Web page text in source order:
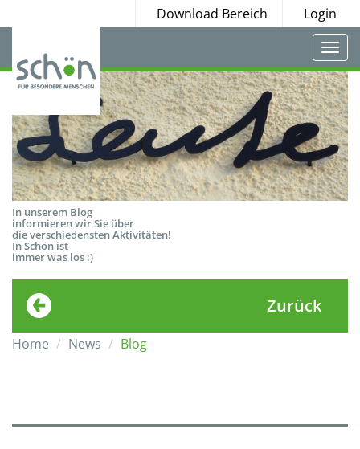
Download Bereich Login
In unserem Blog
informieren wir Sie über
die verschiedensten Aktivitäten!
In Schön ist
immer was los :)
Zurück
Home News Blog